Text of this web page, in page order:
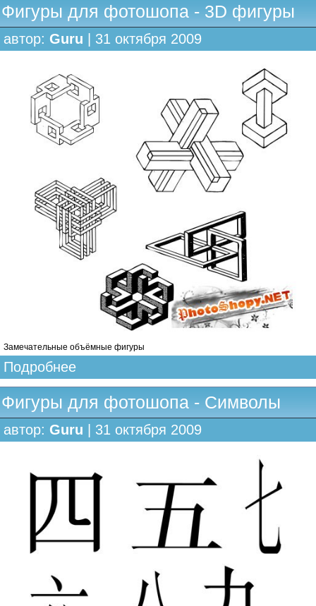
Фигуры для фотошопа - 3D фигуры
автор: Guru | 31 октября 2009
Замечательные объёмные фигуры
Подробнее
Фигуры для фотошопа - Символы
автор: Guru | 31 октября 2009